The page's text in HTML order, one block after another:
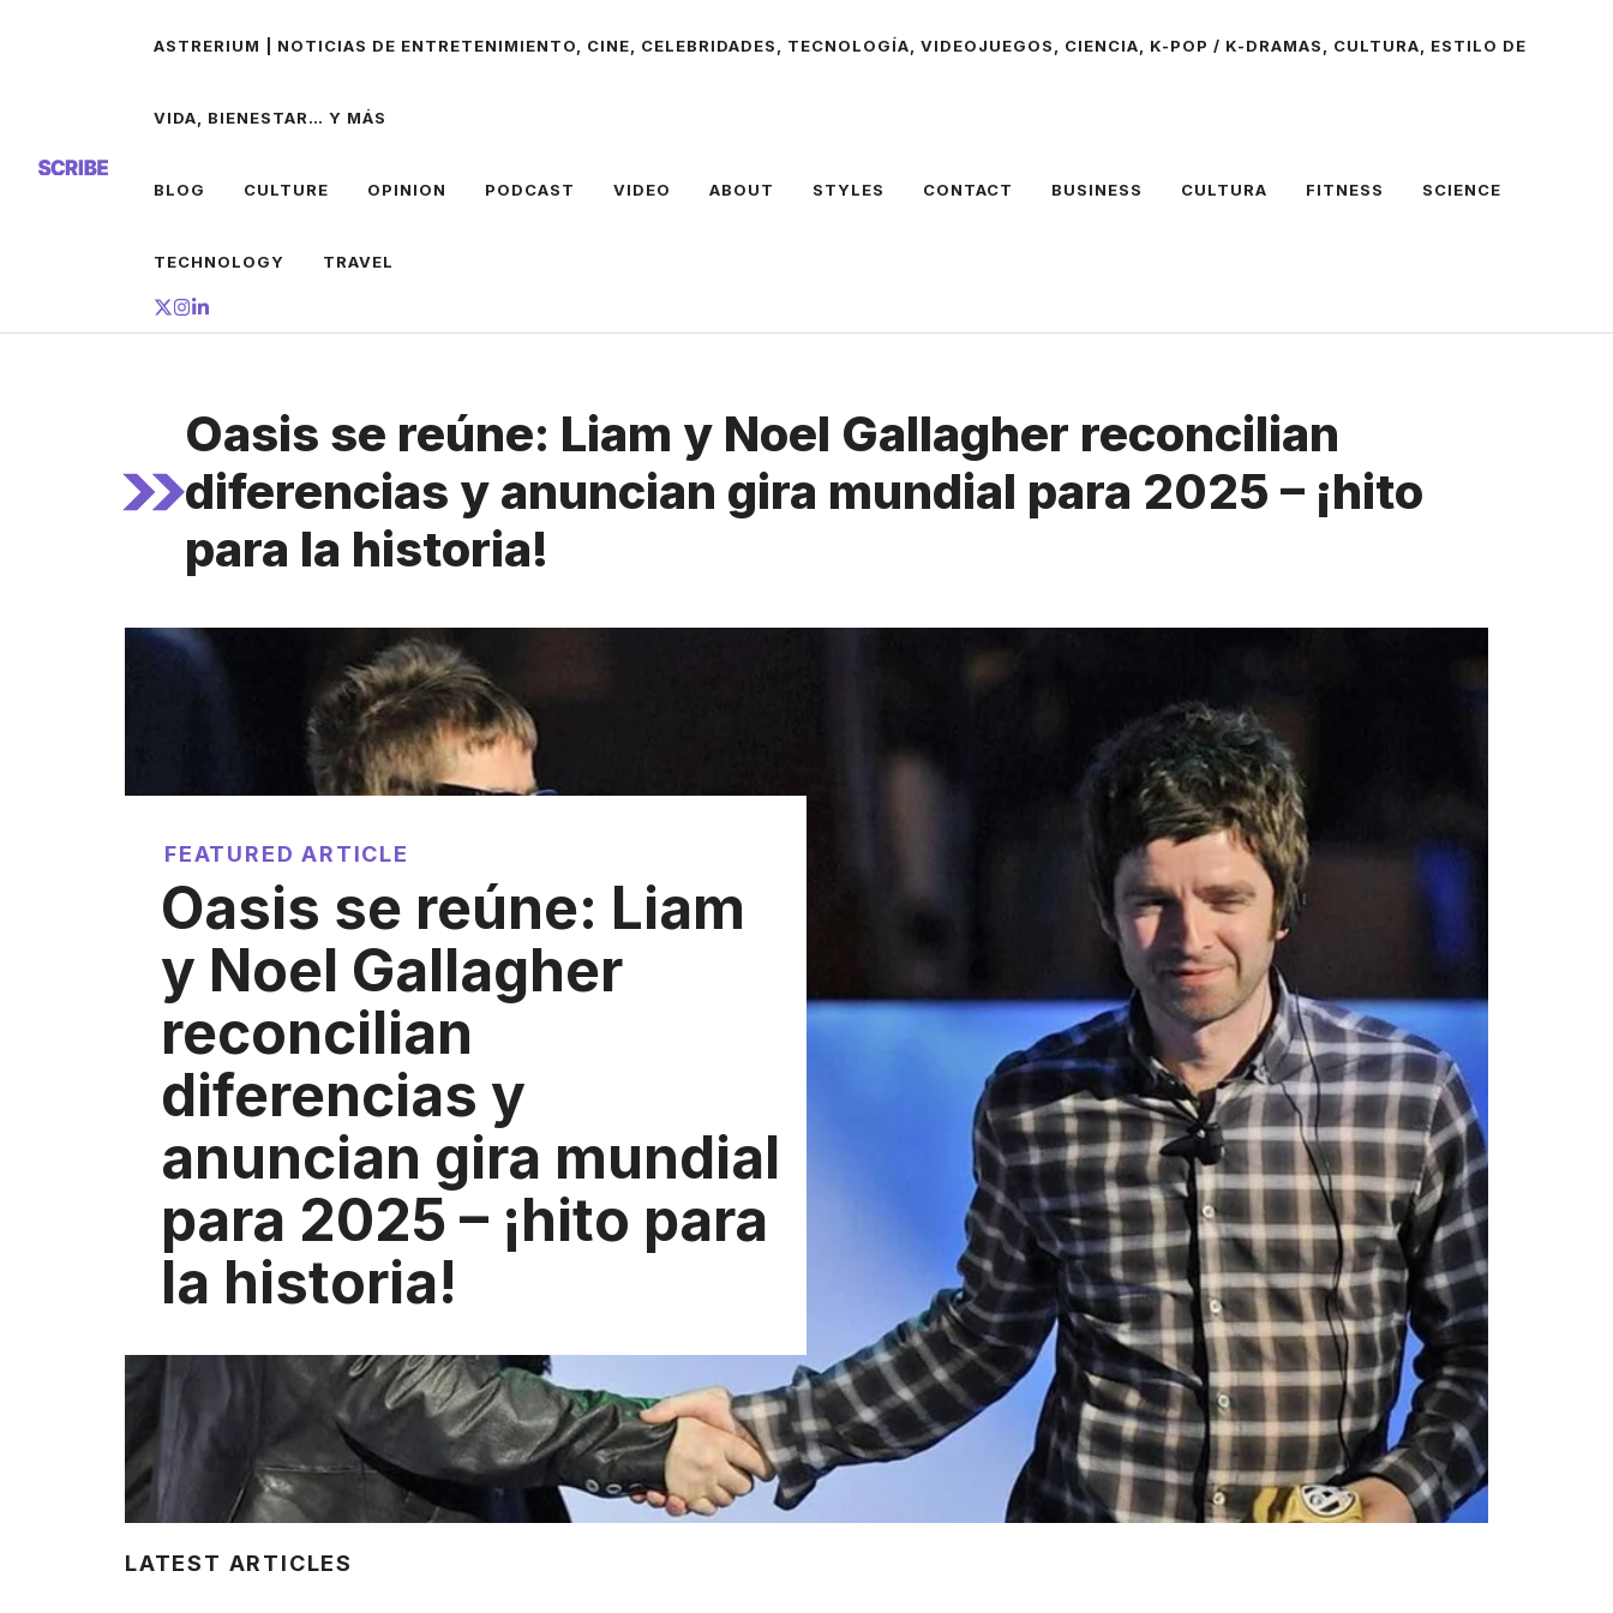
ASTRERIUM | NOTICIAS DE ENTRETENIMIENTO, CINE, CELEBRIDADES, TECNOLOGÍA, VIDEOJUEGOS, CIENCIA, K-POP / K-DRAMAS, CULTURA, ESTILO DE
VIDA, BIENESTAR… Y MÁS
BLOG CULTURE OPINION PODCAST VIDEO ABOUT STYLES CONTACT BUSINESS CULTURA FITNESS SCIENCE
TECHNOLOGY TRAVEL
Oasis se reúne: Liam y Noel Gallagher reconcilian
diferencias y anuncian gira mundial para 2025 – ¡hito
para la historia!
FEATURED ARTICLE
Oasis se reúne: Liam
y Noel Gallagher
reconcilian
diferencias y
anuncian gira mundial
para 2025 – ¡hito para
la historia!
LATEST ARTICLES